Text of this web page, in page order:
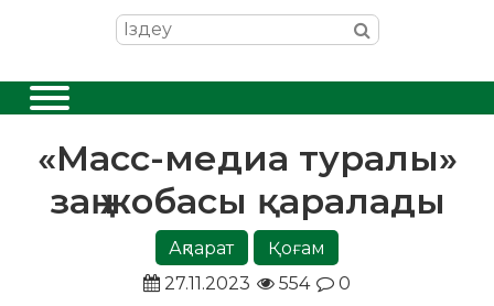
«Масс-медиа туралы»
заң жобасы қаралады
Ақпарат
Қоғам
27.11.2023
554 0